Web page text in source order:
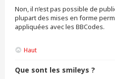
Non, il n’est pas possible de
plupart des mises en forme
appliquées avec les BBCodes.
Haut
Que sont les smileys ?